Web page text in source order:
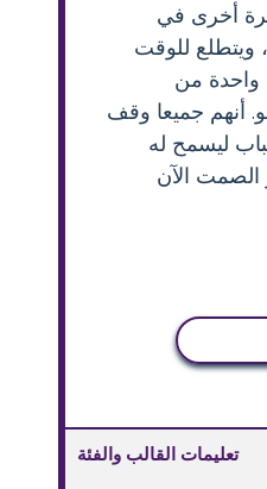
أخرى في
ويتطلع للوقت
من
أنهم جميعا وقف
ليسمح له
الصمت الآن
تعليمات القالب والفئة